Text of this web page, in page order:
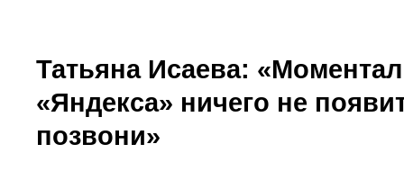
Татьяна Исаева:
«Яндекса» ничего не
позвони»